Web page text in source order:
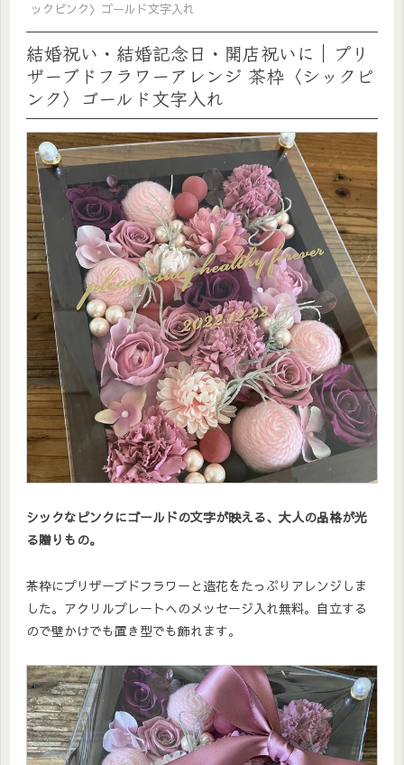
ックピンク〉ゴールド文字入れ
結婚祝い・結婚記念日・開店祝いに｜プリ
ザーブドフラワーアレンジ 茶枠〈シックピ
ンク〉ゴールド文字入れ
シックなピンクにゴールドの文字が映える、大人の品格が光
る贈りもの。
茶枠にプリザーブドフラワーと造花をたっぷりアレンジしま
した。アクリルプレートへのメッセージ入れ無料。自立する
ので壁かけでも置き型でも飾れます。